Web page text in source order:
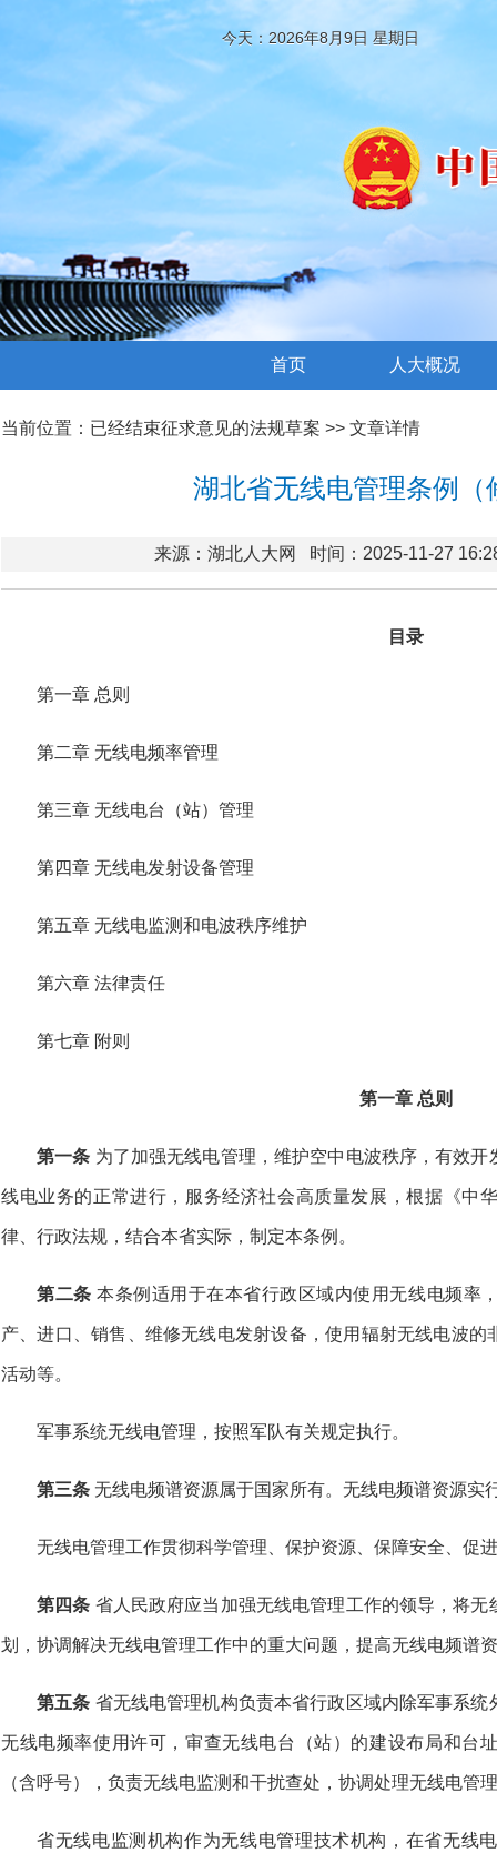
今天：2026年8月9日 星期日
首页 人大概况
当前位置： 已经结束征求意见的法规草案 >> 文章详情
湖北省无线电管理条例（
来源：湖北人大网 时间：2025-11-27
目录
第一章 总则
第二章 无线电频率管理
第三章 无线电台（站）管理
第四章 无线电发射设备管理
第五章 无线电监测和电波秩序维护
第六章 法律责任
第七章 附则
第一章 总则
第一条 为了加强无线电管理，维护空中电波秩序，有效
线电业务的正常进行，服务经济社会高质量发展，根据《中
律、行政法规，结合本省实际，制定本条例。
第二条本条例适用于在本省行政区域内使用无线电频率
产、进口、销售、维修无线电发射设备，使用辐射无线电波
活动等。
军事系统无线电管理，按照军队有关规定执行。
第三条 无线电频谱资源属于国家所有。无线电频谱资源实
无线电管理工作贯彻科学管理、保护资源、保障安全、促
第四条 省人民政府应当加强无线电管理工作的领导，将
划，协调解决无线电管理工作中的重大问题，提高无线电频谱
第五条 省无线电管理机构负责本省行政区域内除军事系
无线电频率使用许可，审查无线电台（站）的建设布局和台
（含呼号），负责无线电监测和干扰查处，协调处理无线电管
省无线电监测机构作为无线电管理技术机构，在省无线